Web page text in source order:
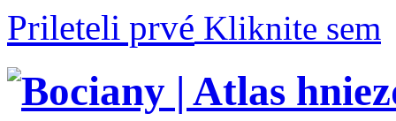
Prileteli prvé Kliknite sem